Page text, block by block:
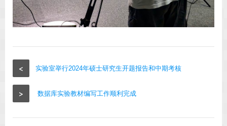
< 实验室举行2024年硕士研究生开题报告和中期考核
> 数据库实验教材编写工作顺利完成